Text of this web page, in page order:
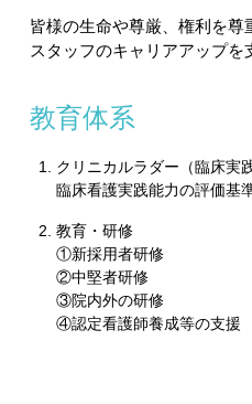
皆様の生命や尊厳、権利を
スタッフのキャリアアップを
教育体系
クリニカルラダー（臨床実
臨床看護実践能力の評価基
教育・研修
①新採用者研修
②中堅者研修
③院内外の研修
④認定看護師養成等の支援